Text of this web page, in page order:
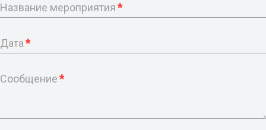
Название мероприятия*
Дата*
Сообщение*